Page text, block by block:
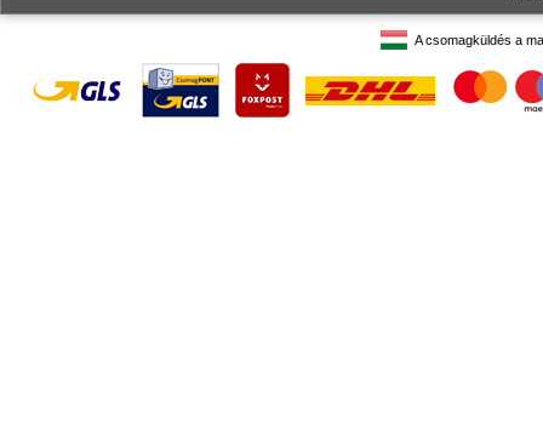
A csomagküldés a